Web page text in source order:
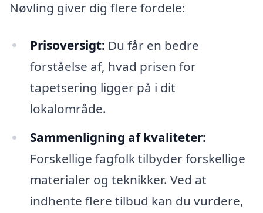
Nøvling giver dig flere fordele:
Prisoversigt: Du får en bedre
forståelse af, hvad prisen for
tapetsering ligger på i dit
lokalområde.
Sammenligning af kvaliteter:
Forskellige fagfolk tilbyder forskellige
materialer og teknikker. Ved at
indhente flere tilbud kan du vurdere,